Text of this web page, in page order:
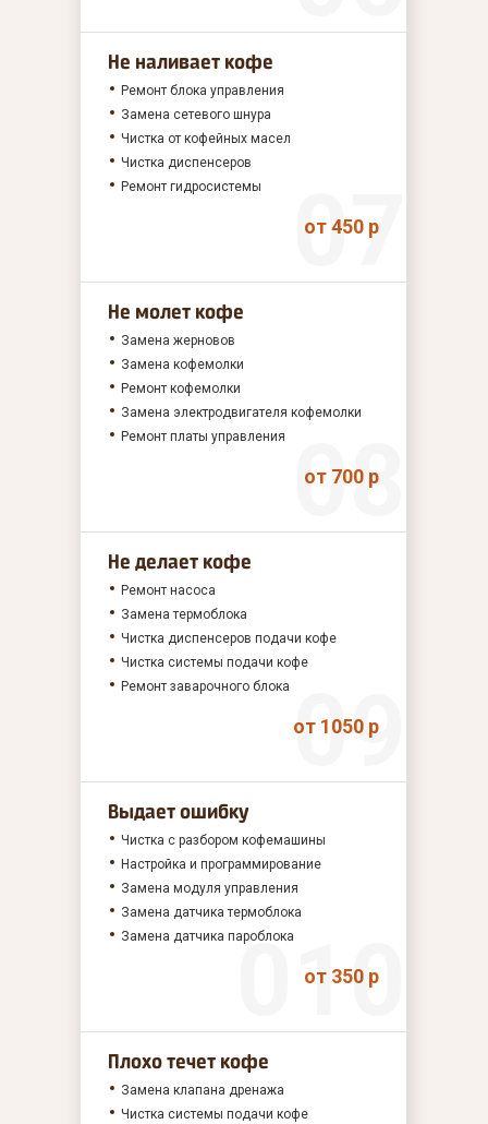
Не наливает кофе
Ремонт блока управления
Замена сетевого шнура
Чистка от кофейных масел
Чистка диспенсеров
Ремонт гидросистемы
от 450 р
Не молет кофе
Замена жерновов
Замена кофемолки
Ремонт кофемолки
Замена электродвигателя кофемолки
Ремонт платы управления
от 700 р
Не делает кофе
Ремонт насоса
Замена термоблока
Чистка диспенсеров подачи кофе
Чистка системы подачи кофе
Ремонт заварочного блока
от 1050 р
Выдает ошибку
Чистка с разбором кофемашины
Настройка и программирование
Замена модуля управления
Замена датчика термоблока
Замена датчика пароблока
от 350 р
Плохо течет кофе
Замена клапана дренажа
Чистка системы подачи кофе